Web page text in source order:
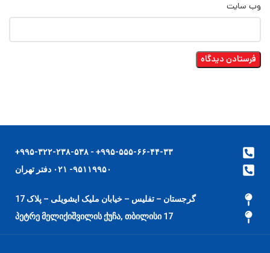
وب‌ سایت
۹۹۵-۵۵۵-۶۶-۴۴-۳۳+ - ۹۹۵-۳۲۲-۲۳۸-۵۳۸+
۹۵۱۱۹۹۵۰- ۰۲۱ دفتر تهران
گرجستان – تفلیس – خیابان ملیک ایشویلی – پلاک 17
17 პეტრე მელიქიშვილის ქუჩა, თბილისი